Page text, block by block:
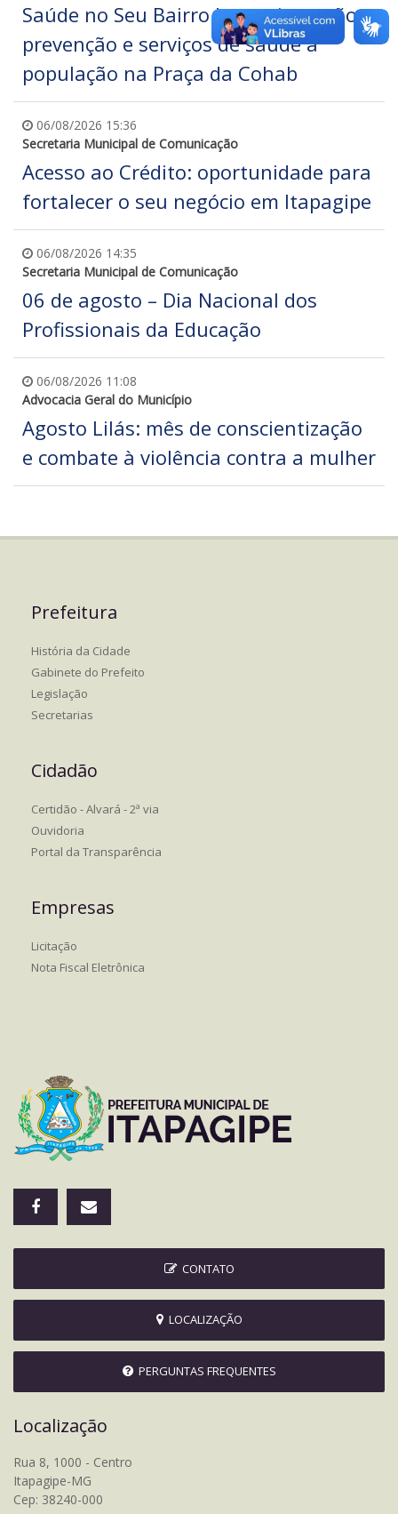
Saúde no Seu Bairro leva orientação,
prevenção e serviços de saúde à
população na Praça da Cohab
06/08/2026 15:36
Secretaria Municipal de Comunicação
Acesso ao Crédito: oportunidade para
fortalecer o seu negócio em Itapagipe
06/08/2026 14:35
Secretaria Municipal de Comunicação
06 de agosto – Dia Nacional dos
Profissionais da Educação
06/08/2026 11:08
Advocacia Geral do Município
Agosto Lilás: mês de conscientização
e combate à violência contra a mulher
Prefeitura
História da Cidade
Gabinete do Prefeito
Legislação
Secretarias
Cidadão
Certidão - Alvará - 2ª via
Ouvidoria
Portal da Transparência
Empresas
Licitação
Nota Fiscal Eletrônica
CONTATO
LOCALIZAÇÃO
PERGUNTAS FREQUENTES
Localização
Rua 8, 1000 - Centro
Itapagipe-MG
Cep: 38240-000